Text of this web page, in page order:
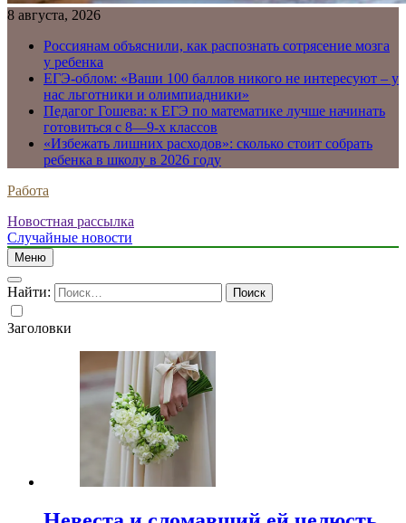
8 августа, 2026
Россиянам объяснили, как распознать сотрясение мозга
у ребенка
ЕГЭ-облом: «Ваши 100 баллов никого не интересуют – у
нас льготники и олимпиадники»
Педагог Гошева: к ЕГЭ по математике лучше начинать
готовиться с 8—9-х классов
«Избежать лишних расходов»: сколько стоит собрать
ребенка в школу в 2026 году
Работа
Новостная рассылка
Случайные новости
Меню
Найти:
Заголовки